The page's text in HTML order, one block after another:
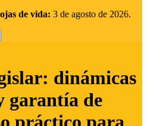
de vida: 3 de agosto de 2026.
dinámicas
garantía de
práctico para